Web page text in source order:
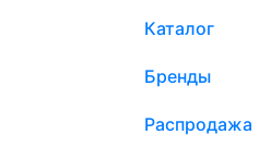
Каталог
Бренды
Распродажа